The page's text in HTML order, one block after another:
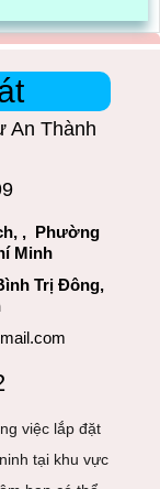
An Thành
, Phường
Minh
Trị Đông,
việc lắp đặt
tại khu vực